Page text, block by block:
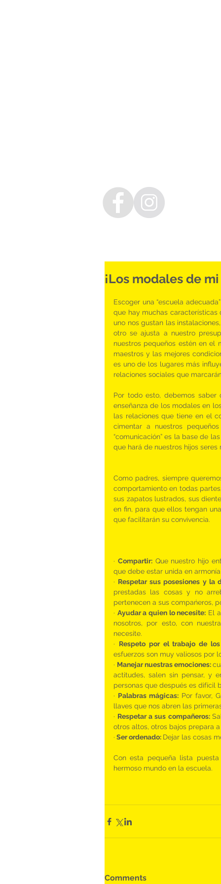
¡Los modales de
Escoger una “escuela
que hay muchas características
uno nos gustan las
otro se ajusta a nuestro
nuestros pequeños estén en el
maestros y las mejores
es uno de los lugares más
relaciones sociales que
Por todo esto, debemos saber
enseñanza de los modales en
las relaciones que tiene en el
cimentar a nuestros
“comunicación” es la base de
que hará de nuestros hijos
Como padres, siempre
comportamiento en todas
sus zapatos lustrados, sus
en fin, para que ellos tengan
que facilitarán su convivencia.
· Compartir: Que nuestro hijo
que debe estar unida en
· Respetar sus posesiones y la
prestadas las cosas y no
pertenecen a sus compańeros,
· Ayudar a quien lo necesite: El
nosotros, por esto, con
necesite.
· Respeto por el trabajo de
esfuerzos son muy valiosos por
· Manejar nuestras emociones:
actitudes, salen sin pensar, y
personas que después es difícil
· Palabras mágicas: Por favor,
llaves que nos abren las
· Respetar a sus compañeros:
otros altos, otros bajos prepara
· Ser ordenado: Dejar las cosas
Con esta pequeña lista
hermoso mundo en la escuela.
Comments